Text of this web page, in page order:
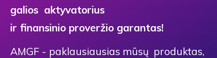
galios aktyvatorius
ir finansinio proveržio garantas!
AMGF - paklausiausias mūsų produktas,